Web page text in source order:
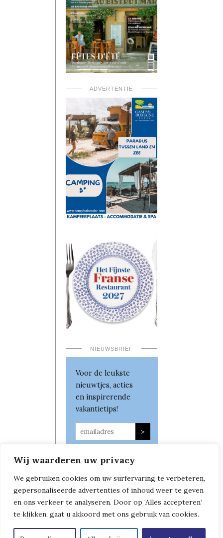
Wij waarderen uw privacy
We gebruiken cookies om uw surfervaring te verbeteren,
gepersonaliseerde advertenties of inhoud weer te geven
en ons verkeer te analyseren. Door op ‘Alles accepteren’
te klikken, gaat u akkoord met ons gebruik van cookies.
ADVERTENTIE
NIEUWSBRIEF
Voor de leukste
nieuwtjes, acties
en inspirerende
vakantietips!